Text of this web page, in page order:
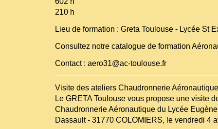
210 h
Lieu de formation : Greta Toulouse - Lycée St
Consultez notre catalogue de formation
Contact : aero31@ac-toulouse.fr
Visite des ateliers Chaudronnerie Aéronautique
Le GRETA Toulouse vous propose une visite
Chaudronnerie Aéronautique du Lycée
Dassault - 31770 COLOMIERS, le vendredi 4